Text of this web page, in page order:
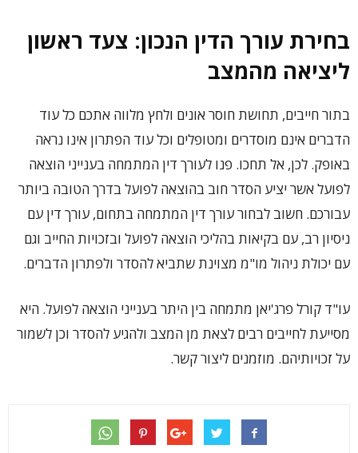
בחירת עורך הדין הנכון: צעד ראשון
ליציאה מהמצב
בתור חייבים, תחושת חוסר אונים ולחץ מלווה אתכם כל עוד
הדברים אינם מוסדרים ומטופלים וכל עוד הפתרון אינו נראה
באופק. לכן, אל תחכו. פנו לעורך דין המתמחה בענייני הוצאה
לפועל אשר יציע הסדר חוב בהוצאה לפועל בדרך הטובה ביותר
עבורכם. חשוב לבחור עורך דין המתמחה בתחום, עורך דין עם
ניסיון רב, עם בקיאות בהליכי הוצאה לפועל ובזכויות החייב וגם
עם יכולת ניהול מו"מ מצוינת שתביא להסדר ולפתרון הדברים.
עו"ד קורל פרג'יאן מתמחה בין היתר בענייני הוצאה לפועל. היא
מסייעת לחייבים רבים לצאת מן המצב ולהגיע להסדר וכן לשמור
על זכויותיהם. מוזמנים ליצור קשר.